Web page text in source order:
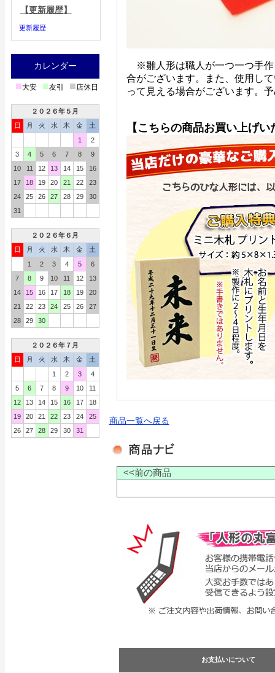
【更新履歴】
更新履歴
カレンダー
■大安 ■友引 ■店休日
２０２６年５月
日
月 火 水 木 金
土
1
2
3
4 5 6 7 8
9
10
11 12 13 14 15
16
17
18 19 20 21 22
23
24
25 26 27 28 29
30
31
２０２６年６月
日
月 火 水 木 金
土
1
2 3 4 5
6
7
8 9 10 11 12
13
14
15 16 17 18 19
20
21
22 23 24 25 26
27
28
29 30
２０２６年７月
日
月 火 水 木 金
土
1
2 3
4
5
6 7 8 9 10
11
12
13 14 15 16 17
18
19
20 21 22 23 24
25
26
27 28 29 30 31
※雛人形は職人が一つ一つ手作
合がございます。また、使用し
って見える場合がございます。
【こちらの商品お買い上げ
商品一覧へ戻る
<<前の商品
お支払いについて